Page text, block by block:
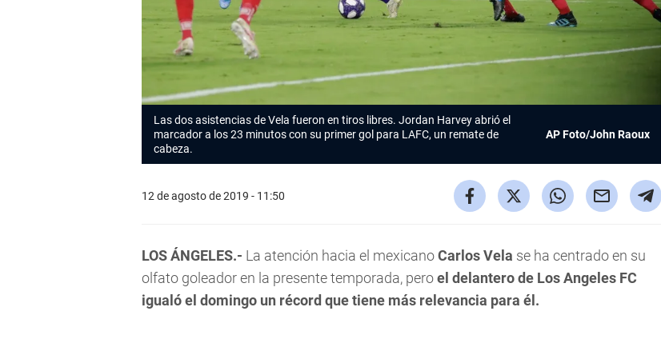
Las dos asistencias de Vela fueron en tiros libres. Jordan Harvey abrió el
marcador a los 23 minutos con su primer gol para LAFC, un remate de
cabeza.
AP Foto/John Raoux
12 de agosto de 2019 - 11:50
LOS ÁNGELES.- La atención hacia el mexicanoCarlos Vela se ha centrado en su
olfato goleador en la presente temporada, peroel delantero de Los Angeles FC
igualó el domingo un récord que tiene más relevancia para él.